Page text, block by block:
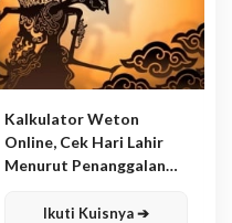
Kalkulator Weton
Online, Cek Hari Lahir
Menurut Penanggalan
Ikuti Kuisnya ➔